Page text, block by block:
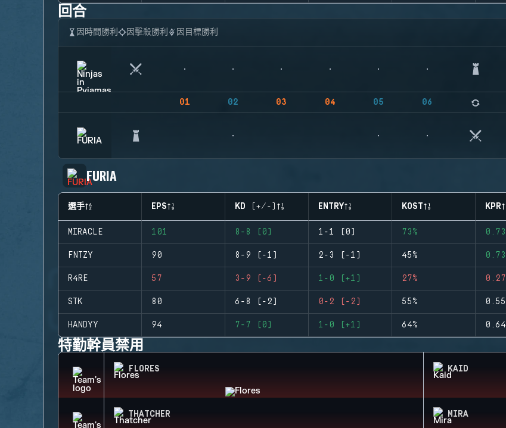
回合
因時間勝利 因擊殺勝利 因目標勝利
01 02 03 04 05 06
FURIA
選手 EPS KD (+/-) ENTRY KOST KPR
MIRACLE 101 8-8 (0) 1-1 (0) 73% 0.73
FNTZY 90 8-9 (-1) 2-3 (-1) 45% 0.73
R4RE 57 3-9 (-6) 1-0 (+1) 27% 0.27
STK 80 6-8 (-2) 0-2 (-2) 55% 0.55
HANDYY 94 7-7 (0) 1-0 (+1) 64% 0.64
特勤幹員禁用
FLORES KAID
THATCHER MIRA